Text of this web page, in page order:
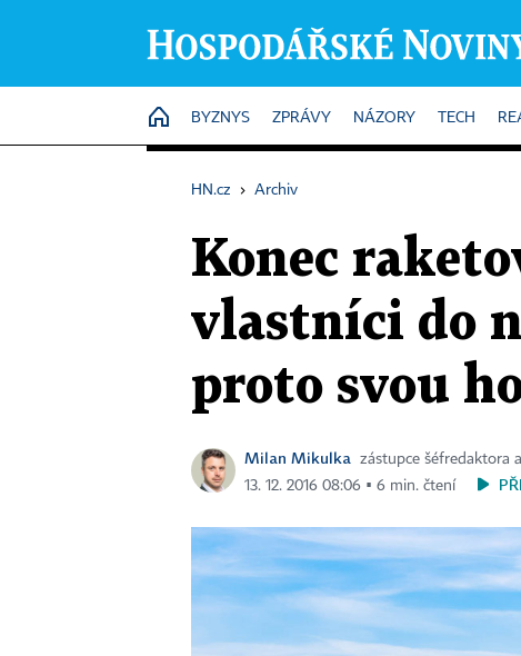
HOME
BYZNYS ZPRÁVY NÁZORY TECH
HN.cz › Archiv
Konec
vlastníci do
proto svou
Milan Mikulka
zástupce šéfredaktora
13. 12. 2016 08:06 ▪ 6 min. čtení